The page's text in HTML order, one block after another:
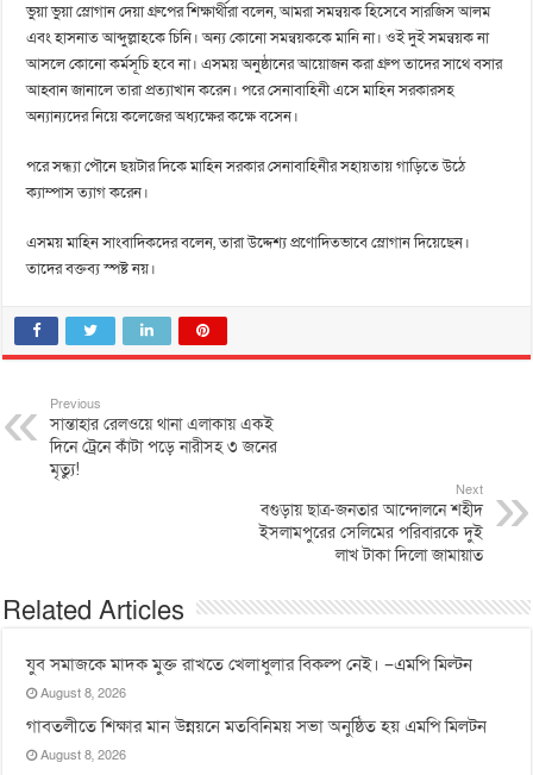
ভুয়া ভুয়া স্লোগান দেয়া গ্রুপের শিক্ষার্থীরা বলেন, আমরা সমন্বয়ক হিসেবে সারজিস আলম
এবং হাসনাত আব্দুল্লাহকে চিনি। অন্য কোনো সমন্বয়ককে মানি না। ওই দুই সমন্বয়ক না
আসলে কোনো কর্মসূচি হবে না। এসময় অনুষ্ঠানের আয়োজন করা গ্রুপ তাদের সাথে বসার
আহ্বান জানালে তারা প্রত্যাখান করেন। পরে সেনাবাহিনী এসে মাহিন সরকারসহ
অন্যান্যদের নিয়ে কলেজের অধ্যক্ষের কক্ষে বসেন।
পরে সন্ধ্যা পৌনে ছয়টার দিকে মাহিন সরকার সেনাবাহিনীর সহায়তায় গাড়িতে উঠে
ক্যাম্পাস ত্যাগ করেন।
এসময় মাহিন সাংবাদিকদের বলেন, তারা উদ্দেশ্য প্রণোদিতভাবে স্লোগান দিয়েছেন।
তাদের বক্তব্য স্পষ্ট নয়।
Previous
সান্তাহার রেলওয়ে থানা এলাকায় একই
দিনে ট্রেনে কাঁটা পড়ে নারীসহ ৩ জনের
মৃত্যু!
Next
বগুড়ায় ছাত্র-জনতার আন্দোলনে শহীদ
ইসলামপুরের সেলিমের পরিবারকে দুই
লাখ টাকা দিলো জামায়াত
Related Articles
যুব সমাজকে মাদক মুক্ত রাখতে খেলাধুলার বিকল্প নেই। –এমপি মিল্টন
August 8, 2026
‎গাবতলীতে শিক্ষার মান উন্নয়নে ‎মতবিনিময় সভা অনুষ্ঠিত হয় ‎এমপি মিলটন
August 8, 2026